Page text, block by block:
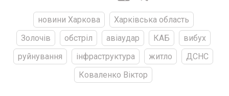
новини Харкова
Харківська область
Золочів
обстріл авіаудар КАБ
вибух
руйнування
інфраструктура житло
ДСНС
Коваленко Віктор